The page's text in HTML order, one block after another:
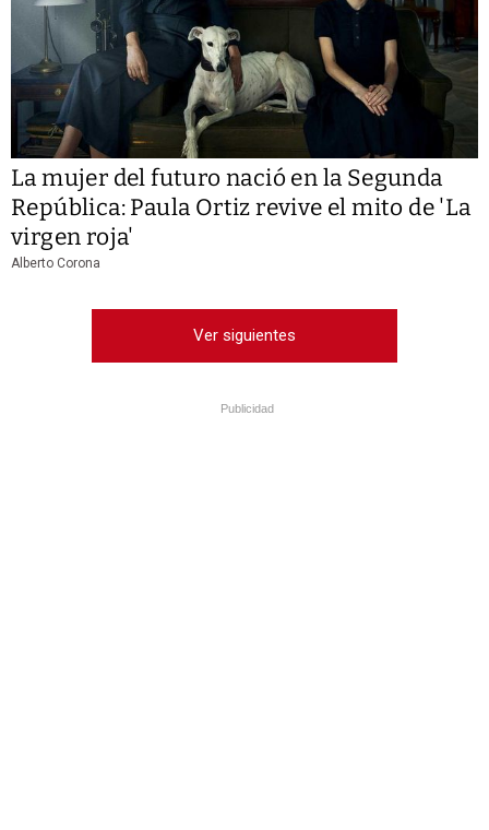
La mujer del futuro nació en la Segunda
República: Paula Ortiz revive el mito de 'La
virgen roja'
Alberto Corona
Ver siguientes
Publicidad